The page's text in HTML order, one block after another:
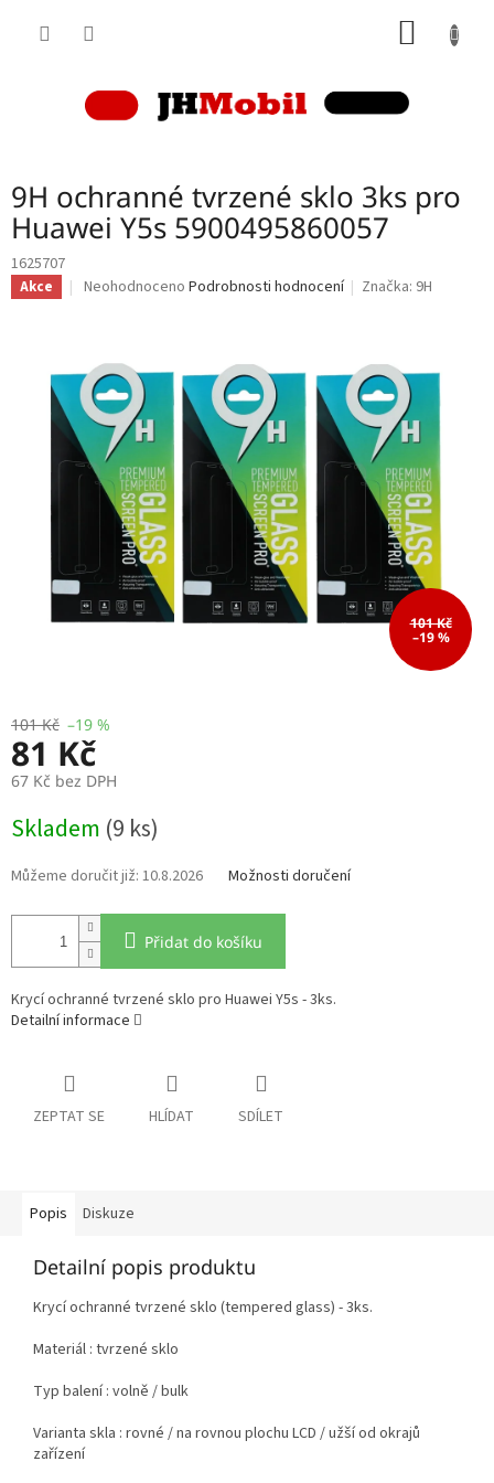
9H ochranné tvrzené sklo 3ks pro
Huawei Y5s 5900495860057
1625707
Akce
Průměrné
0,0
z
5
hvězdiček.
Neohodnoceno Podrobnosti hodnocení Značka: 9H
101 Kč
–19 %
101 Kč –19 %
81 Kč
67 Kč bez DPH
cena:
Skladem (9 ks)
10.8.2026 Možnosti doručení
Přidat do košíku
Krycí ochranné tvrzené sklo pro Huawei Y5s - 3ks.
Detailní informace
ZEPTAT SE HLÍDAT SDÍLET
Popis Diskuze
Detailní popis produktu
Krycí ochranné tvrzené sklo (tempered glass) - 3ks.
Materiál : tvrzené sklo
Typ balení : volně / bulk
Varianta skla : rovné / na rovnou plochu LCD / užší od okrajů
zařízení